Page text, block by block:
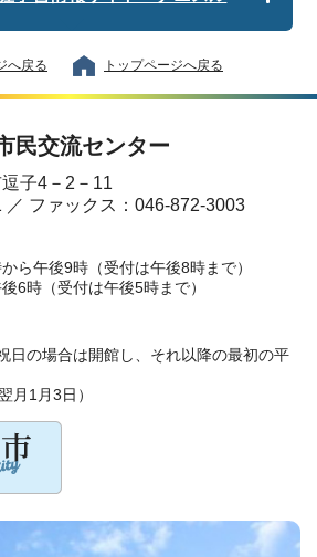
へ戻る トップページへ戻る
民交流センター
子4－2－11
／ ファックス：046-872-3003
ら午後9時（受付は午後8時まで）
6時（受付は午後5時まで）
日の場合は開館し、それ以降の最初の平
月1月3日）